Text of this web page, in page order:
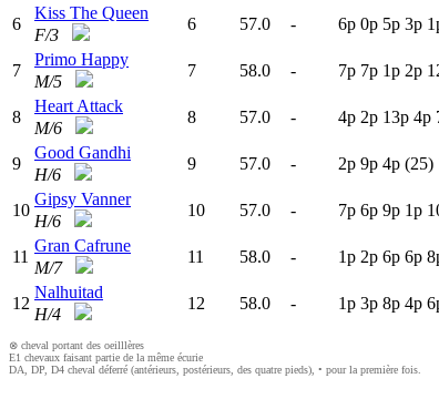
6
Kiss The Queen
F/3
6 57.0 - 6p 0p 5p 3p 1
7
Primo Happy
M/5
7 58.0 - 7p 7p 1p 2p
8
Heart Attack
M/6
8 57.0 - 4p 2p 13p 4p
9
Good Gandhi
H/6
9 57.0 - 2p 9p 4p (25)
10
Gipsy Vanner
H/6
10 57.0 - 7p 6p 9p 1p
11
Gran Cafrune
M/7
11 58.0 - 1p 2p 6p 6p 8
12
Nalhuitad
H/4
12 58.0 - 1p 3p 8p 4p 6
⊗ cheval portant des oeilllères
E1 chevaux faisant partie de la même écurie
DA, DP, D4 cheval déferré (antérieurs, postérieurs, des quatre pieds), • pour la première fois.